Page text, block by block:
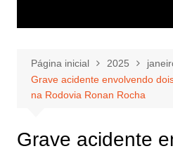
Página inicial 2025
Grave acidente envolvendo
na Rodovia Ronan Rocha
Grave acidente